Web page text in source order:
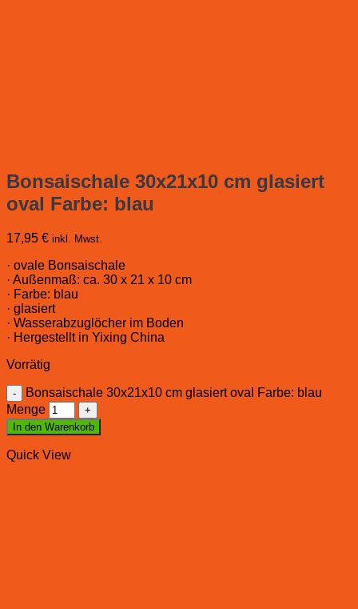
Bonsaischale 30x21x10 cm glasiert
oval Farbe: blau
17,95 € inkl. Mwst.
· ovale Bonsaischale
· Außenmaß: ca. 30 x 21 x 10 cm
· Farbe: blau
· glasiert
· Wasserabzuglöcher im Boden
· Hergestellt in Yixing China
Vorrätig
Bonsaischale 30x21x10 cm glasiert oval Farbe: blau
Menge
In den Warenkorb
Quick View